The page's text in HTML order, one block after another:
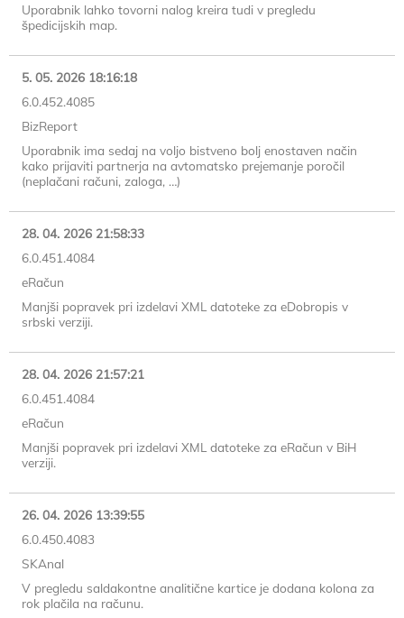
Uporabnik lahko tovorni nalog kreira tudi v pregledu
špedicijskih map.
5. 05. 2026 18:16:18
6.0.452.4085
BizReport
Uporabnik ima sedaj na voljo bistveno bolj enostaven način
kako prijaviti partnerja na avtomatsko prejemanje poročil
(neplačani računi, zaloga, …)
28. 04. 2026 21:58:33
6.0.451.4084
eRačun
Manjši popravek pri izdelavi XML datoteke za eDobropis v
srbski verziji.
28. 04. 2026 21:57:21
6.0.451.4084
eRačun
Manjši popravek pri izdelavi XML datoteke za eRačun v BiH
verziji.
26. 04. 2026 13:39:55
6.0.450.4083
SKAnal
V pregledu saldakontne analitične kartice je dodana kolona za
rok plačila na računu.